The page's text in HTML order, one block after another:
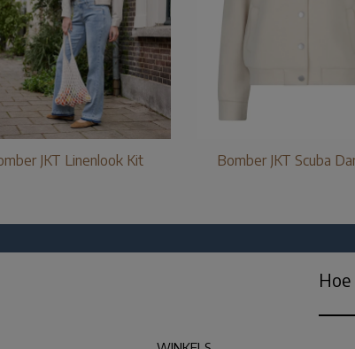
JKT Linenlook Kit Bomber JKT Scuba